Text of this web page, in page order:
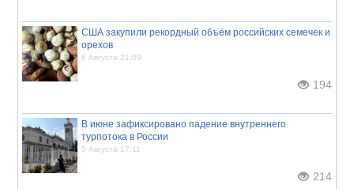
США закупили рекордный объём российских семечек и
орехов
6 Августа 21:09
194
В июне зафиксировано падение внутреннего
турпотока в России
5 Августа 17:11
214